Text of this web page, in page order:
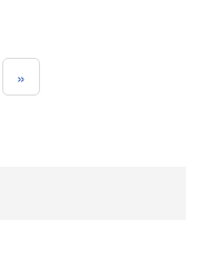
»